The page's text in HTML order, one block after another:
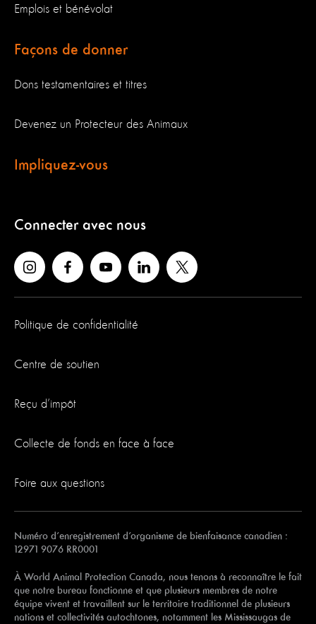
Emplois et bénévolat
Façons de donner
Dons testamentaires et titres
Devenez un Protecteur des Animaux
Impliquez-vous
Connecter avec nous
Politique de confidentialité
Centre de soutien
Reçu d’impôt
Collecte de fonds en face à face
Foire aux questions
Numéro d’enregistrement d’organisme de bienfaisance canadien :
12971 9076 RR0001
À World Animal Protection Canada, nous tenons à reconnaître le fait
que notre bureau fonctionne et que plusieurs membres de notre
équipe vivent et travaillent sur le territoire traditionnel de plusieurs
nations et collectivités autochtones, notamment les Mississaugas de